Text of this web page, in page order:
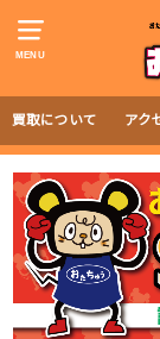
MENU
買取について アク